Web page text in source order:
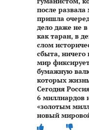
после
пришла
дело даже не
как таран, в
слом
сбыта,
мир
бумажную
которых
Сегодня
6 миллиардов
«золотым
новый